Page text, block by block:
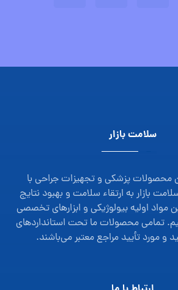
سلامت بازار
محصولات پزشکی و تجهیزات جراحی با
بازار به ارتقاء سلامت و بهبود نتایج
مواد اولیه بیولوژیکی و ابزارهای تخصصی
تمامی محصولات ما تحت استانداردهای
و مورد تأیید مراجع معتبر می‌باشند.